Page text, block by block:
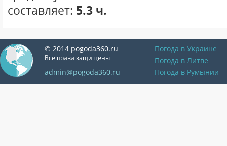
составляет: 5.3 ч.
© 2014 pogoda360.ru
Все права защищены
admin@pogoda360.ru
Погода в Украине
Погода в Литве
Погода в Румынии